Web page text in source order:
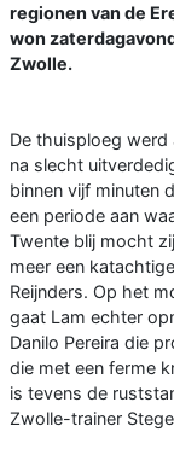
regionen van de
won
Zwolle.
De thuisploeg
na slecht
binnen vijf minuten
een periode aan
Twente blij mocht
meer een
Reijnders. Op het
gaat Lam echter
Danilo Pereira die
die met een ferme
is tevens de
Zwolle-trainer